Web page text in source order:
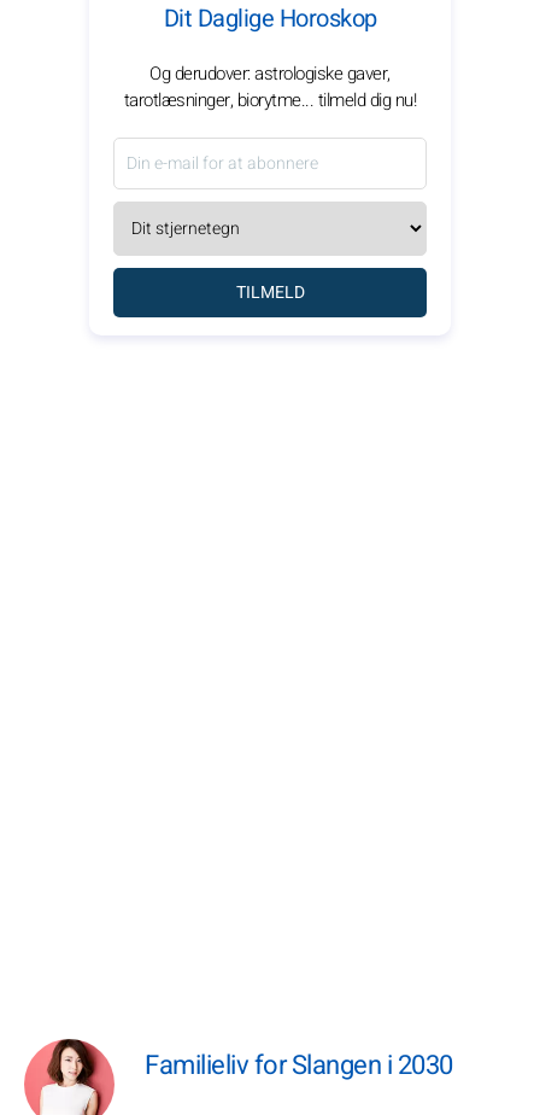
Familieliv for Slangen i 2030
Dit Daglige Horoskop
Og derudover: astrologiske gaver,
tarotlæsninger, biorytme... tilmeld dig nu!
TILMELD